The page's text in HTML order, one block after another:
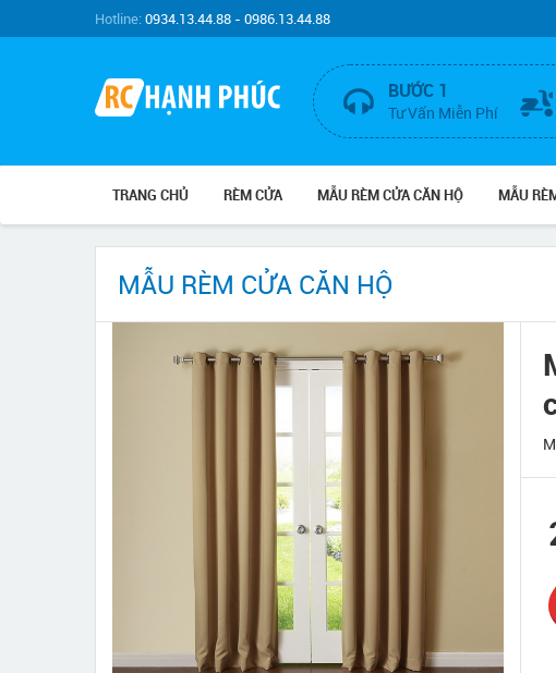
Hotline:0934.13.44.88 - 0986.13.44.88
BƯỚC 1
Tư Vấn Miễn Phí
TRANG CHỦ RÈM CỬA MẪU RÈM CỬA CĂN HỘ MẪU
MẪU RÈM CỬA CĂN HỘ